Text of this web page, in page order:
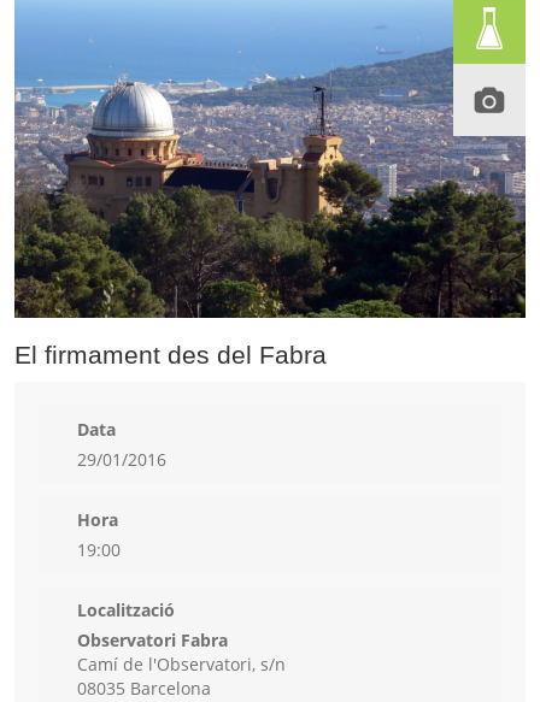
El firmament des del Fabra
Data
29/01/2016
Hora
19:00
Localització
Observatori Fabra
Camí de l'Observatori, s/n
08035 Barcelona